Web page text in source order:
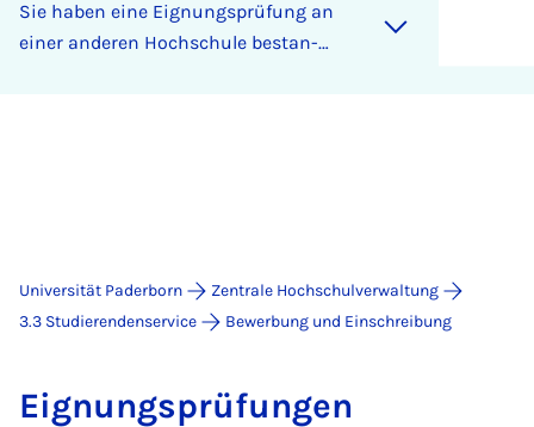
Sie ha­ben ei­ne Eig­nungs­prü­fung an
ei­ner an­de­ren Hoch­schu­le be­stan­
Universität Paderborn
Zentrale Hochschulverwaltung
3.3 Studierendenservice
Bewerbung und Einschreibung
Eig­nungs­prü­fun­gen